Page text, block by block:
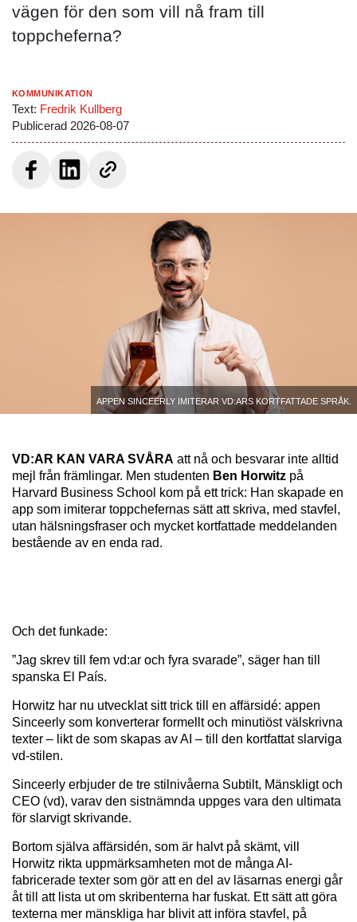
vägen för den som vill nå fram till
toppcheferna?
Kommunikation
Text: Fredrik Kullberg
Publicerad 2026-08-07
Appen Sinceerly imiterar vd:ars kortfattade språk.
VD:AR KAN VARA SVÅRA att nå och besvarar inte alltid
mejl från främlingar. Men studenten Ben Horwitz på
Harvard Business School kom på ett trick: Han skapade en
app som imiterar toppchefernas sätt att skriva, med stavfel,
utan hälsningsfraser och mycket kortfattade meddelanden
bestående av en enda rad.
Och det funkade:
”Jag skrev till fem vd:ar och fyra svarade”, säger han till
spanska El País.
Horwitz har nu utvecklat sitt trick till en affärsidé: appen
Sinceerly som konverterar formellt och minutiöst välskrivna
texter – likt de som skapas av AI – till den kortfattat slarviga
vd-stilen.
Sinceerly erbjuder de tre stilnivåerna Subtilt, Mänskligt och
CEO (vd), varav den sistnämnda uppges vara den ultimata
för slarvigt skrivande.
Bortom själva affärsidén, som är halvt på skämt, vill
Horwitz rikta uppmärksamheten mot de många AI-
fabricerade texter som gör att en del av läsarnas energi går
åt till att lista ut om skribenterna har fuskat. Ett sätt att göra
texterna mer mänskliga har blivit att införa stavfel, på